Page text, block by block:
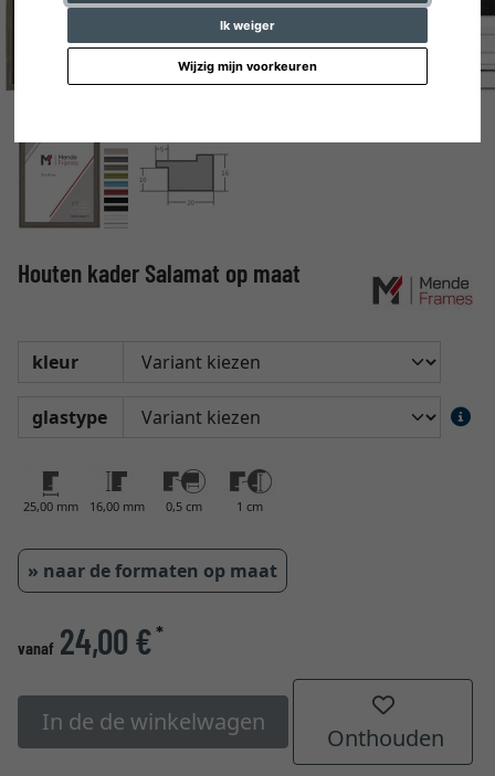
Ik weiger
Wijzig mijn voorkeuren
Houten kader Salamat op maat
kleur
glastype
25,00 mm 16,00 mm 0,5 cm 1 cm
» naar de formaten op maat
vanaf 24,00 €*
In de de winkelwagen
Onthouden